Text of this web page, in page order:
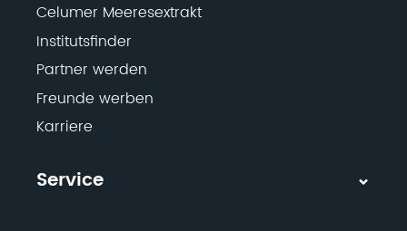
Celumer Meeresextrakt
Institutsfinder
Partner werden
Freunde werben
Karriere
Service